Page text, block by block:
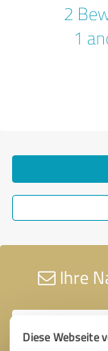
Diese Webseite
2
1
Ihre